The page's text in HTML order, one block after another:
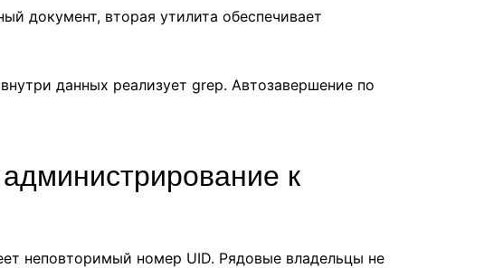
документ, вторая утилита обеспечивает
данных реализует grep. Автозавершение по
к
неповторимый номер UID. Рядовые владельцы не